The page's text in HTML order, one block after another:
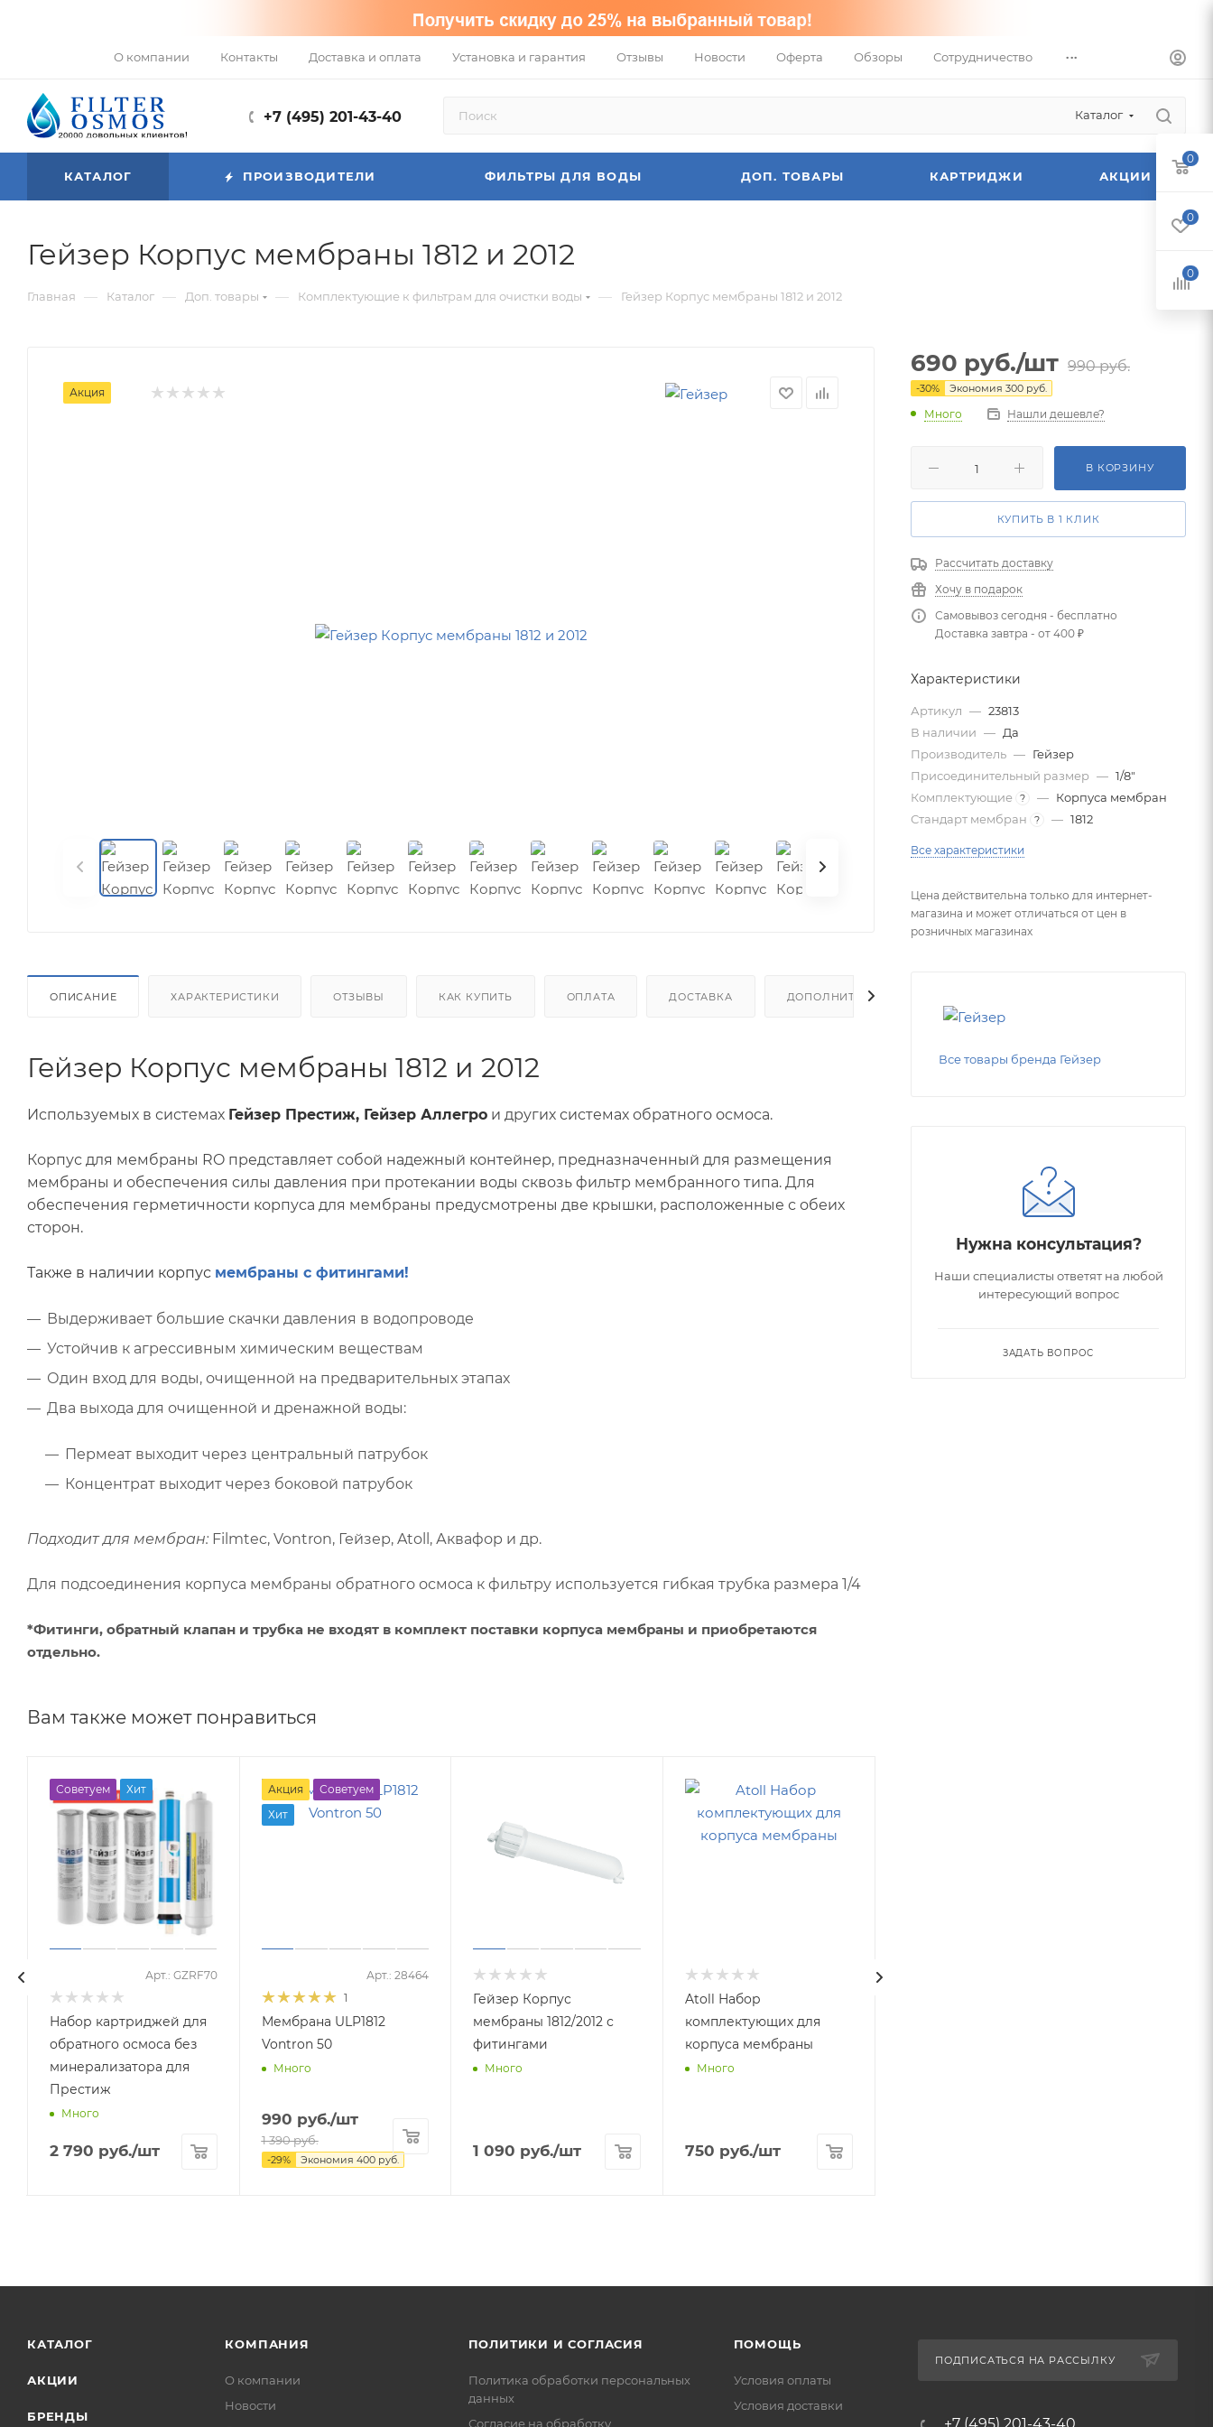
О компании Контакты Доставка и оплата Установка и гарантия Отзывы Новости Оферта Обзоры Сотрудничество ...
+7 (495) 201-43-40 Каталог
КАТАЛОГ ПРОИЗВОДИТЕЛИ ФИЛЬТРЫ ДЛЯ ВОДЫ ДОП. ТОВАРЫ КАРТРИДЖИ АКЦИИ
Гейзер Корпус мембраны 1812 и 2012
Главная — Каталог — Доп. товары — Комплектующие к фильтрам для очистки воды — Гейзер Корпус мембраны 1812 и 2012
Акция
ОПИСАНИЕ ХАРАКТЕРИСТИКИ ОТЗЫВЫ КАК КУПИТЬ ОПЛАТА ДОСТАВКА ДОПОЛНИТЕЛЬНО
Гейзер Корпус мембраны 1812 и 2012
Используемых в системах Гейзер Престиж, Гейзер Аллегро и других системах обратного осмоса.
Корпус для мембраны RO представляет собой надежный контейнер, предназначенный для размещения
мембраны и обеспечения силы давления при протекании воды сквозь фильтр мембранного типа. Для
обеспечения герметичности корпуса для мембраны предусмотрены две крышки, расположенные с обеих
сторон.
Также в наличии корпус мембраны с фитингами!
Выдерживает большие скачки давления в водопроводе
Устойчив к агрессивным химическим веществам
Один вход для воды, очищенной на предварительных этапах
Два выхода для очищенной и дренажной воды:
Пермеат выходит через центральный патрубок
Концентрат выходит через боковой патрубок
Подходит для мембран: Filmtec, Vontron, Гейзер, Atoll, Аквафор и др.
Для подсоединения корпуса мембраны обратного осмоса к фильтру используется гибкая трубка размера 1/4
*Фитинги, обратный клапан и трубка не входят в комплект поставки корпуса мембраны и приобретаются
отдельно.
Вам также может понравиться
Советуем Хит
Арт.: GZRF70
Набор картриджей для
обратного осмоса без
минерализатора для
Престиж
Много
2 790 руб./шт
Акция
Советуем
Хит
Арт.: 28464
1
Мембрана ULP1812
Vontron 50
Много
990 руб./шт
1 390руб.
-29% Экономия 400руб.
Гейзер Корпус
мембраны 1812/2012 с
фитингами
Много
1 090 руб./шт
Atoll Набор
комплектующих для
корпуса мембраны
Много
750 руб./шт
690 руб./шт 990руб.
-30% Экономия 300 руб.
Много Нашли дешевле?
В КОРЗИНУ
КУПИТЬ В 1 КЛИК
Рассчитать доставку
Хочу в подарок
Самовывоз сегодня - бесплатно
Доставка завтра - от 400 ₽
Характеристики
Артикул — 23813
В наличии — Да
Производитель — Гейзер
Присоединительный размер — 1/8"
Комплектующие ? — Корпуса мембран
Стандарт мембран
? — 1812
Все характеристики
Цена действительна только для интернет-
магазина и может отличаться от цен в
розничных магазинах
Все товары бренда Гейзер
Нужна консультация?
Наши специалисты ответят на любой
интересующий вопрос
ЗАДАТЬ ВОПРОС
КАТАЛОГ
АКЦИИ
БРЕНДЫ
КОМПАНИЯ
О компании
Новости
ПОЛИТИКИ И СОГЛАСИЯ
Политика обработки персональных
данных
Согласие на обработку
ПОМОЩЬ
Условия оплаты
Условия доставки
ПОДПИСАТЬСЯ НА РАССЫЛКУ
0
0
0